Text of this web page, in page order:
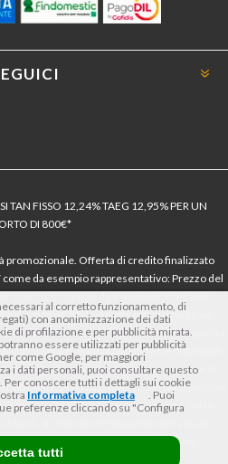
TAN FISSO 12,24% TAEG 12,95% PER UN
DI 800€*
promozionale. Offerta di credito finalizzato
da esempio rappresentativo: Prezzo del
credito € 800. Importo totale dovuto dal
della prima rata a 90 giorni. Al fine di gestire
conoscere eventuali altre offerte disponibili,
il contratto, di prendere visione di
facendo riferimento alle Informazioni
(IEBCC) nel percorso online. Salvo
S.p.A.. Il rivenditore (StayON) opera quale
Banca S.p.A., non in esclusiva.
al corretto funzionamento, di
con anonimizzazione dei dati
di profilazione e per pubblicità mirata.
essere utilizzati per pubblicità
come Google, per maggiori
i dati personali, puoi consultare questo
. Per conoscere tutti i dettagli sui cookie
Informativa completa
. Puoi
preferenze cliccando su "Configura
tutti